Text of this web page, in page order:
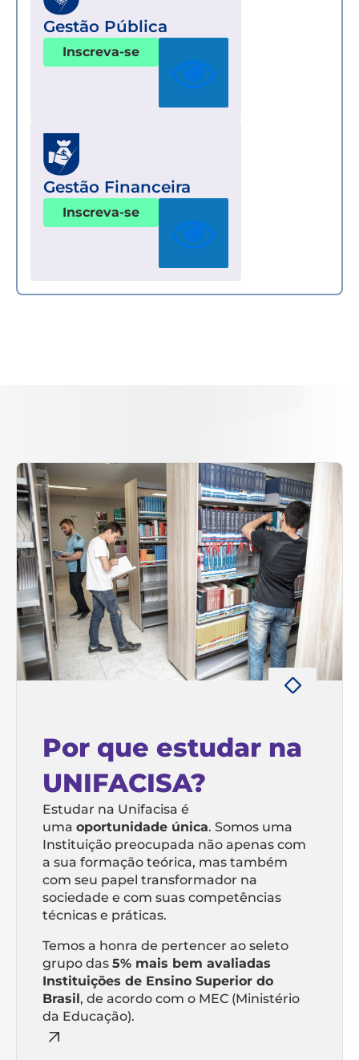
Gestão Pública
Inscreva-se
Gestão Financeira
Inscreva-se
Por que estudar na
UNIFACISA?
Estudar na Unifacisa é
uma oportunidade única. Somos uma
Instituição preocupada não apenas com
a sua formação teórica, mas também
com seu papel transformador na
sociedade e com suas competências
técnicas e práticas.
Temos a honra de pertencer ao seleto
grupo das 5% mais bem avaliadas
Instituições de Ensino Superior do
Brasil, de acordo com o MEC (Ministério
da Educação).